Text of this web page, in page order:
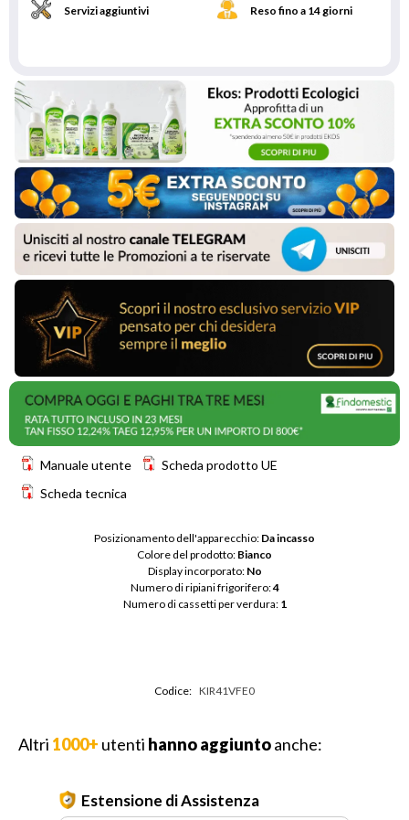
Servizi aggiuntivi Reso fino a 14 giorni
Manuale utente
Scheda prodotto UE
Scheda tecnica
Posizionamento dell'apparecchio: Da incasso
Colore del prodotto: Bianco
Display incorporato: No
Numero di ripiani frigorifero: 4
Numero di cassetti per verdura: 1
Codice: KIR41VFE0
Altri 1000+ utenti hanno aggiuntoanche:
Estensione di Assistenza